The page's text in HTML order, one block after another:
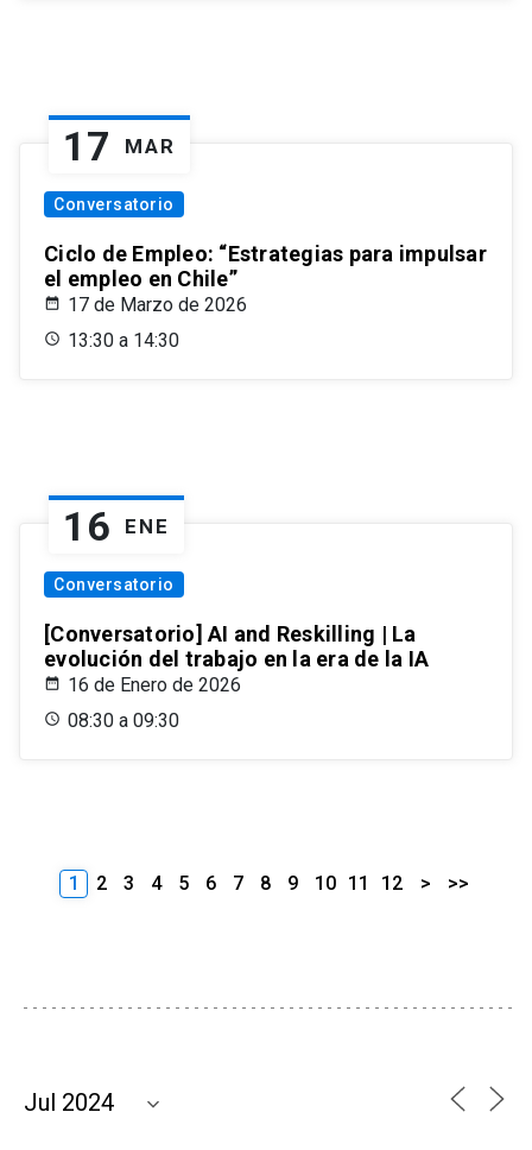
17 MAR
Conversatorio
Ciclo de Empleo: “Estrategias para impulsar
el empleo en Chile”
17 de Marzo de 2026
13:30 a 14:30
16 ENE
Conversatorio
[Conversatorio] AI and Reskilling | La
evolución del trabajo en la era de la IA
16 de Enero de 2026
08:30 a 09:30
1 2 3 4 5 6 7 8 9 10 11 12 > >>